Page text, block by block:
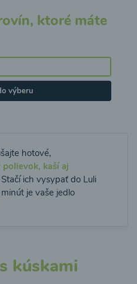
ktoré máte
výberu
hotové,
polievok, kaší aj
Stačí ich vysypať do Luli
je vaše jedlo
kúskami